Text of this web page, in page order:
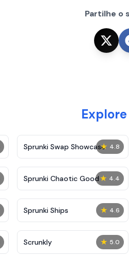
Partilhe o
★ 4.8
Sprunki Swap Showcase
★ 4.4
Sprunki Chaotic Good
★ 4.6
Sprunki Ships
★ 5.0
Scrunkly